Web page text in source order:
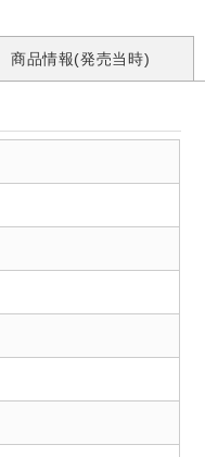
商品情報(発売当時)